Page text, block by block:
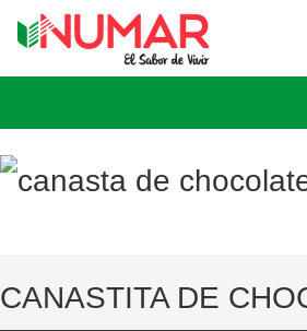
CANASTITA DE